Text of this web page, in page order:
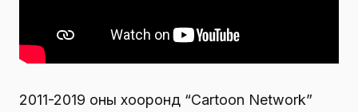
2011-2019 оны хооронд “Cartoon Network”